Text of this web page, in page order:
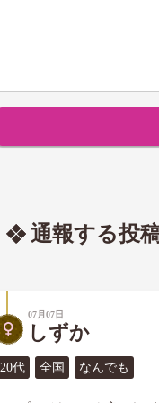
通報する投
07月07日
しずか
20代 全国 なんでも